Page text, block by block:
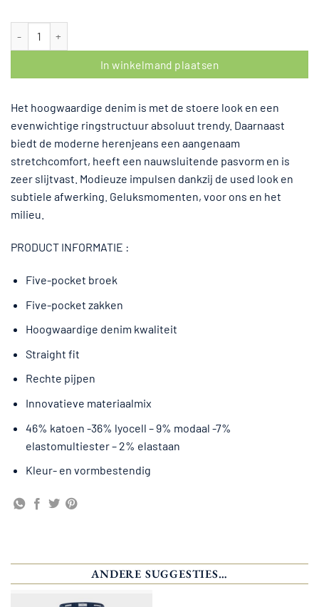
In winkelmand plaatsen
Het hoogwaardige denim is met de stoere look en een
evenwichtige ringstructuur absoluut trendy. Daarnaast
biedt de moderne herenjeans een aangenaam
stretchcomfort, heeft een nauwsluitende pasvorm en is
zeer slijtvast. Modieuze impulsen dankzij de used look en
subtiele afwerking. Geluksmomenten, voor ons en het
milieu.
PRODUCT INFORMATIE :
Five-pocket broek
Five-pocket zakken
Hoogwaardige denim kwaliteit
Straight fit
Rechte pijpen
Innovatieve materiaalmix
46% katoen -36% lyocell – 9% modaal -7%
elastomultiester – 2% elastaan
Kleur- en vormbestendig
ANDERE SUGGESTIES…